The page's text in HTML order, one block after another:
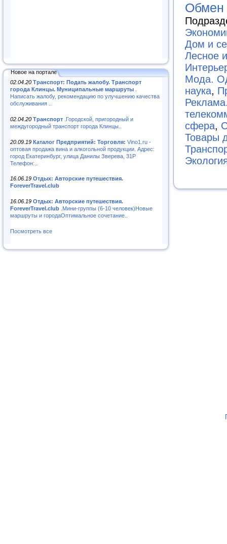
Новое на портале
02.04.20 Транспорт: Подать жалобу. Транспорт
города Клинцы. Муниципальные маршруты
Написать жалобу, рекомендацию по улучшению качества
обслуживания ..
02.04.20 Транспорт .Городской, пригородный и
междугородный транспорт города Клинцы..
20.09.19 Каталог Предприятий: Торговля: Vino1.ru -
оптовая продажа вина и алкогольной продукции. Адрес:
город Екатеринбург, улица Данилы Зверева, 31Р
Телефон:..
16.06.19 Отдых: Авторские путешествия.
ForeverTravel.club
16.06.19 Отдых: Авторские путешествия.
ForeverTravel.club .Мини-группы (6-10 человек)Новые
маршруты и городаОптимальное сочетание..
Посмотреть все
Обмен
Дом и
Лесное
Мода.
наука,
сфера,
Товары